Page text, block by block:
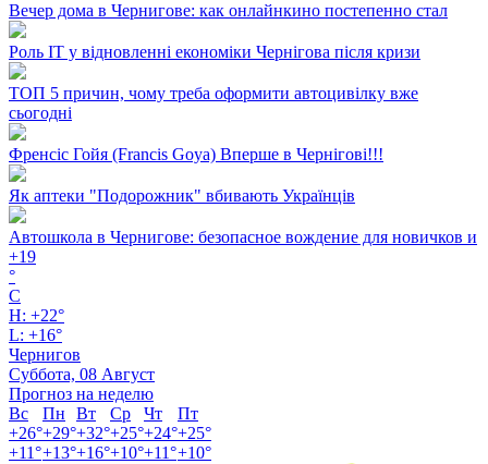
Вечер дома в Чернигове: как онлайнкино постепенно стал
Роль ІТ у відновленні економіки Чернігова після кризи
ТОП 5 причин, чому треба оформити автоцивілку вже
сьогодні
Френсіс Гойя (Francis Goya) Вперше в Чернігові!!!
Як аптеки "Подорожник" вбивають Українців
Автошкола в Чернигове: безопасное вождение для новичков и
+19
°
C
H: +22°
L: +16°
Чернигов
Суббота, 08 Август
Прогноз на неделю
Вс
Пн Вт Ср Чт
Пт
+26°+29°+32°+25°+24°+25°
+11°+13°+16°+10°+11°+10°